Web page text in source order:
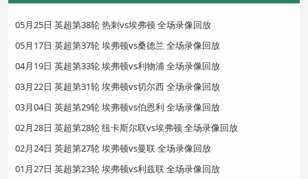
05月25日 英超第38轮 热刺vs埃弗顿 全场录像回放
05月17日 英超第37轮 埃弗顿vs桑德兰 全场录像回放
04月19日 英超第33轮 埃弗顿vs利物浦 全场录像回放
03月22日 英超第31轮 埃弗顿vs切尔西 全场录像回放
03月04日 英超第29轮 埃弗顿vs伯恩利 全场录像回放
02月28日 英超第28轮 纽卡斯尔联vs埃弗顿 全场录像回放
02月24日 英超第27轮 埃弗顿vs曼联 全场录像回放
01月27日 英超第23轮 埃弗顿vs利兹联 全场录像回放